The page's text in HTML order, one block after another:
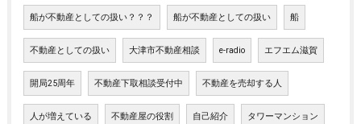
船が不動産としての扱い？？？ 船が不動産としての扱い 船
不動産としての扱い 大津市不動産相談 e-radio エフエム滋賀
開局25周年 不動産下取相談受付中 不動産を売却する人
人が増えている 不動産屋の役割 自己紹介 タワーマンション